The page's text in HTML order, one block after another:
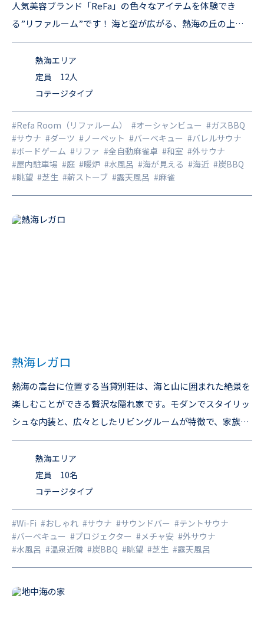
人気美容ブランド「ReFa」の色々なアイテムを体験でき
る”リファルーム”です！ 海と空が広がる、熱海の丘の上。
最大12名で楽しめる、絶景BBQステイ。 熱海市の小高い丘
の上に佇む、オーシャンビューの貸切一軒家。 開放感あふれ
る芝生の庭では、海を眺めながらBBQをお楽しみいただけま
す。 晴れた日には初島や三浦半島、房総半島などを望むこと
もでき、朝夕の空の移ろいはまさに絶景。 ファミリーや友人
グループ、社員旅行やゼミ合宿などにもぴったり。 広々とし
た室内と自然に囲まれたロケーションで、都会の喧騒を離れ
たゆったりとした時間をお過ごしください。 施設内にはキッ
チンや浴室、複数の寝室も完備。 BBQ機材や屋外スペース
熱海エリア
定員 12人
コテージタイプ
#Refa Room（リファルーム） #オーシャンビュー #ガスBBQ
#サウナ #ダーツ #ノーペット #バーベキュー #バレルサウナ
#ボードゲーム #リファ #全自動麻雀卓 #和室 #外サウナ
#屋内駐車場 #庭 #暖炉 #水風呂 #海が見える #海近 #炭BBQ
#眺望 #芝生 #薪ストーブ #露天風呂 #麻雀
熱海レガロ
熱海の高台に位置する当貸別荘は、海と山に囲まれた絶景を
楽しむことができる贅沢な隠れ家です。モダンでスタイリッ
シュな内装と、広々としたリビングルームが特徴で、家族や
友人と一緒に快適な時間を過ごすのに最適です。 充実の設
備： テントサウナ、モダンなキッチン、エンターテイメン
ト、BBQデッキ、ドックランなど、快適に過ごすための設備
が整っています。また、バーベキューセットもご利用いただ
けるので、皆で楽しいひとときをお過ごしいただけます。 便
利なアクセス： 熱海駅から車で約15分。静かな環境にあり
ながら、市内の観光スポットや飲食店にもアクセスしやすい
ュしませんか？四季折々の風景とともに、特別な時間をお過
熱海エリア
定員 10名
コテージタイプ
#Wi-Fi #おしゃれ #サウナ #サウンドバー #テントサウナ
#バーベキュー #プロジェクター #メチャ安 #外サウナ
#水風呂 #温泉近隣 #炭BBQ #眺望 #芝生 #露天風呂